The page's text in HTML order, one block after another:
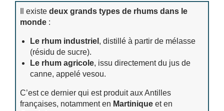
Il existe deux grands types de rhums dans le
monde :
Le rhum industriel , distillé à partir de mélasse
(résidu de sucre).
Le rhum agricole, issu directement du jus de
canne, appelé vesou.
C’est ce dernier qui est produit aux Antilles
françaises, notamment en Martinique et en